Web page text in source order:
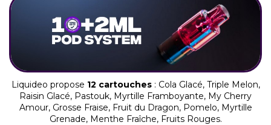
Liquideo propose 12 cartouches: Cola Glacé, Triple Melon,
Raisin Glacé, Pastouk, Myrtille Framboyante, My Cherry
Amour, Grosse Fraise, Fruit du Dragon, Pomelo, Myrtille
Grenade, Menthe Fraîche, Fruits Rouges.